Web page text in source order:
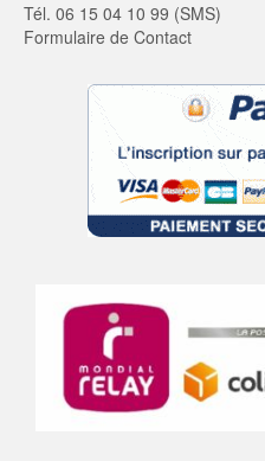
Tél. 06 15 04 10 99 (SMS)
Formulaire de Contact